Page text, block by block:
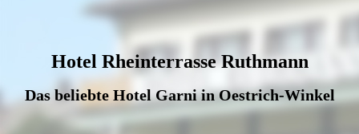
Hotel Rheinterrasse Ruthmann
Das beliebte Hotel Garni in Oestrich-Winkel